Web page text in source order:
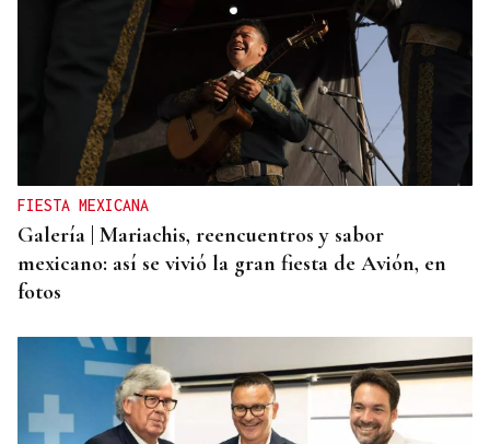
FIESTA MEXICANA
Galería | Mariachis, reencuentros y sabor
mexicano: así se vivió la gran fiesta de Avión, en
fotos